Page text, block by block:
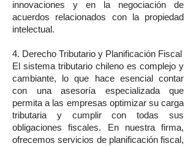
innovaciones y en la negociación de
acuerdos relacionados con la propiedad
intelectual.
4. Derecho Tributario y Planificación Fiscal
El sistema tributario chileno es complejo y
cambiante, lo que hace esencial contar
con una asesoría especializada que
permita a las empresas optimizar su carga
tributaria y cumplir con todas sus
obligaciones fiscales. En nuestra firma,
ofrecemos servicios de planificación fiscal,